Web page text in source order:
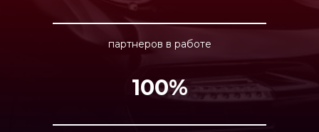
партнеров в работе
100%